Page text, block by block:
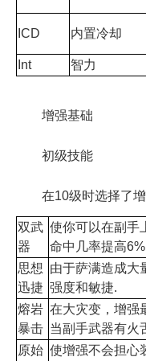
ICD 内置冷却
Int
智力
增强基础
初级技能
在10级时选择了增
双武
器
使你可以在副手
命中几率提高
思想
迅捷
由于萨满造成大
强度和敏捷.
熔岩
暴击
在大灾变，增强
当副手武器有火
原始 使增强不会担心